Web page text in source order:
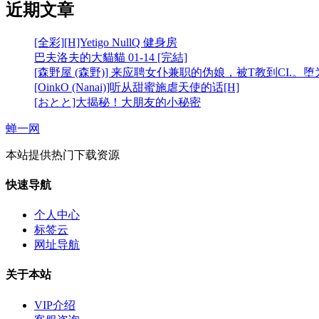
近期文章
[全彩][H]Yetigo NullQ 健身房
巴夫洛夫的大貓貓 01-14 [完結]
[森野屋 (森野)] 来应聘女仆兼职的伪娘，被T教到CI.。堕
[OinkO (Nanai)]听从甜蜜施虐天使的话[H]
[おとと]大揭秘！大朋友的小秘密
蝉一网
本站提供热门下载资源
快速导航
个人中心
标签云
网址导航
关于本站
VIP介绍